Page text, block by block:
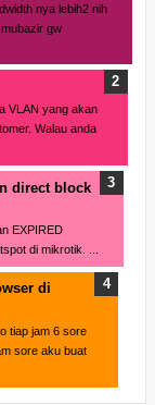
nya lebih2 nih
gw
VLAN yang akan
Walau anda
direct block
EXPIRED
di mikrotik. ...
di
tiap jam 6 sore
sore aku buat